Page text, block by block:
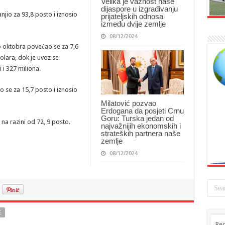
dijaspore u izgrađivanju
prijateljskih odnosa
između dvije zemlje
08/12/2024
Milatović pozvao
Erdogana da posjeti Crnu
Goru: Turska jedan od
najvažnijih ekonomskih i
strateških partnera naše
zemlje
08/12/2024
za 93,8 posto i iznosio
povećao se za 7,6
dok je uvoz se
i 327 miliona.
se za 15,7 posto i iznosio
razini od 72, 9 posto.